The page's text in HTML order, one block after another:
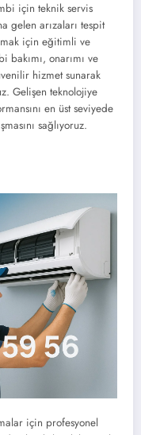
için teknik servis
gelen arızaları tespit
için eğitimli ve
bakımı, onarımı ve
hizmet sunarak
Gelişen teknolojiye
en üst seviyede
sağlıyoruz.
için profesyonel